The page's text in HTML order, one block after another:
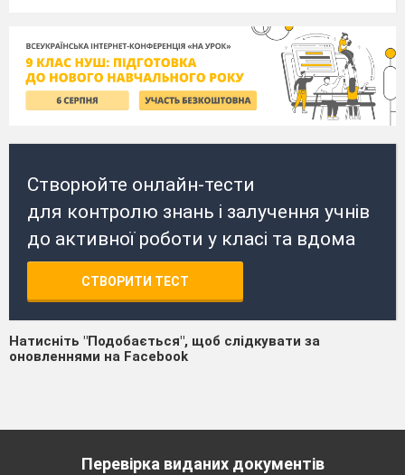
Створюйте онлайн-тести
для контролю знань і залучення учнів
до активної роботи у класі та вдома
СТВОРИТИ ТЕСТ
Натисніть "Подобається", щоб слідкувати за
оновленнями на Facebook
Перевірка виданих документів